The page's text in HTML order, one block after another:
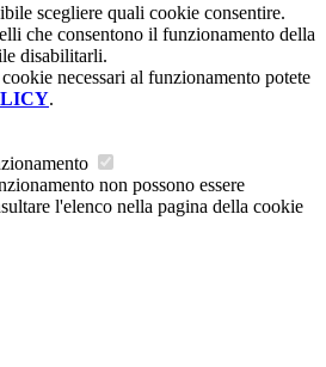
scegliere quali cookie consentire.
che consentono il funzionamento della
disabilitarli.
necessari al funzionamento potete
.
non possono essere
l'elenco nella pagina della cookie